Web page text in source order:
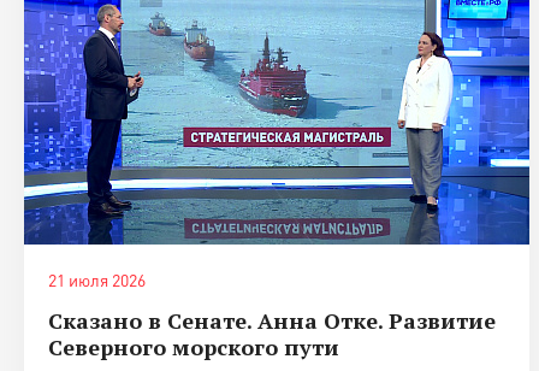
21 июля 2026
Сказано в Сенате. Анна Отке. Развитие
Северного морского пути